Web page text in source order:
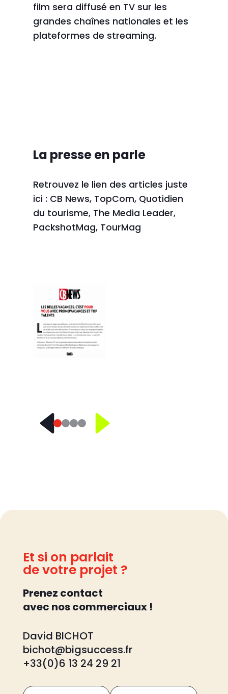
film sera diffusé en TV sur les
grandes chaînes nationales et les
plateformes de streaming.
La presse en parle
Retrouvez le lien des articles juste
ici : CB News, TopCom, Quotidien
du tourisme, The Media Leader,
PackshotMag, TourMag
Et si on parlait
de votre projet ?
Prenez contact
avec nos commerciaux !
David BICHOT
bichot@bigsuccess.fr
+33(0)6 13 24 29 21